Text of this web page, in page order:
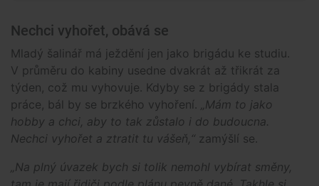
Nechci vyhořet, obává se
Mladý šalinář má ježdění jen jako brigádu ke studiu.
V průměru do kabiny usedne dvakrát až třikrát za
týden, což mu vyhovuje. Kdyby se z brigády stala
práce, bál by se brzkého vyhoření.
„Mám to jako
hobby a chci, aby to tak zůstalo i do budoucna.
Nechci vyhořet a ztratit tu vášeň,“ zamýšlí se.
„Na plný úvazek bych si tolik nemohl vybírat směny,